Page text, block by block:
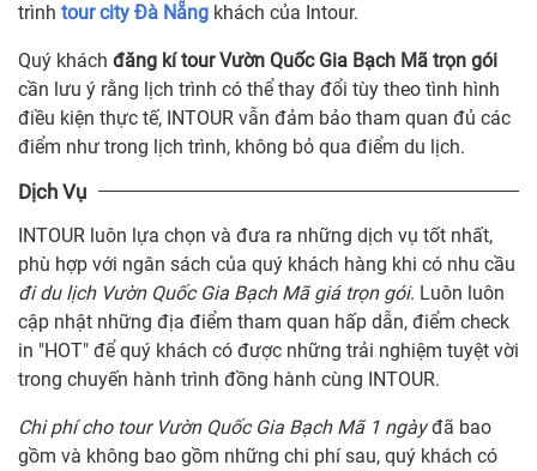
trình tour city Đà Nẵng khách của Intour.
Quý khách đăng kí tour Vườn Quốc Gia Bạch Mã trọn gói
cần lưu ý rằng lịch trình có thể thay đổi tùy theo tình hình
điều kiện thực tế, INTOUR vẫn đảm bảo tham quan đủ các
điểm như trong lịch trình, không bỏ qua điểm du lịch.
Dịch Vụ
INTOUR luôn lựa chọn và đưa ra những dịch vụ tốt nhất,
phù hợp với ngân sách của quý khách hàng khi có nhu cầu
đi du lịch Vườn Quốc Gia Bạch Mã giá trọn gói. Luôn luôn
cập nhật những địa điểm tham quan hấp dẫn, điểm check
in "HOT" để quý khách có được những trải nghiệm tuyệt vời
trong chuyến hành trình đồng hành cùng INTOUR.
Chi phí cho tour Vườn Quốc Gia Bạch Mã 1 ngàyđã bao
gồm và không bao gồm những chi phí sau, quý khách có